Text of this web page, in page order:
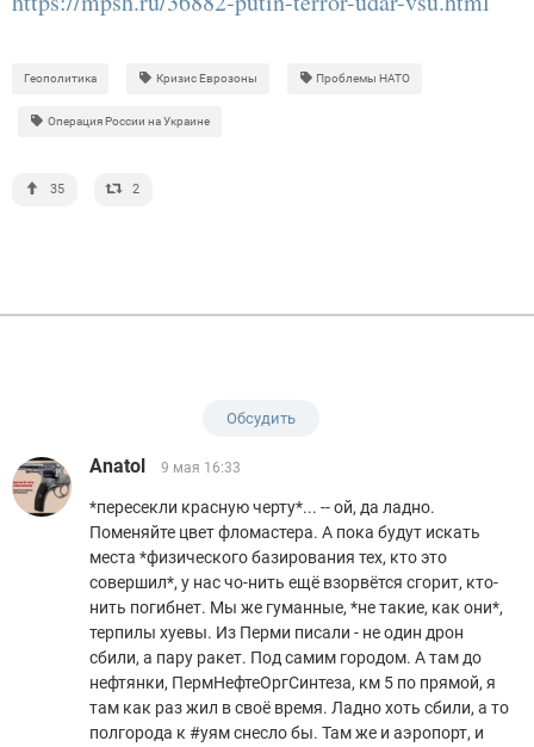
Геополитика Кризис Еврозоны Проблемы НАТО
Операция России на Украине
35 2
Обсудить
Anatol 9 мая 16:33
*пересекли красную черту*... -- ой, да ладно.
Поменяйте цвет фломастера. А пока будут искать
места *физического базирования тех, кто это
совершил*, у нас чо-нить ещё взорвётся сгорит, кто-
нить погибнет. Мы же гуманные, *не такие, как они*,
терпилы хуевы. Из Перми писали - не один дрон
сбили, а пару ракет. Под самим городом. А там до
нефтянки, ПермНефтеОргСинтеза, км 5 по прямой, я
там как раз жил в своё время. Ладно хоть сбили, а то
полгорода к #уям снесло бы. Там же и аэропорт, и